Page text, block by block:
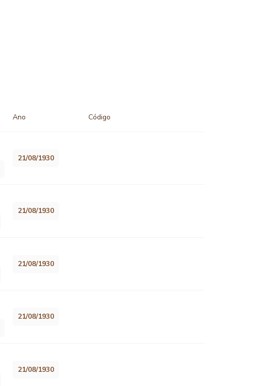
Ano Código
21/08/1930
21/08/1930
21/08/1930
21/08/1930
21/08/1930